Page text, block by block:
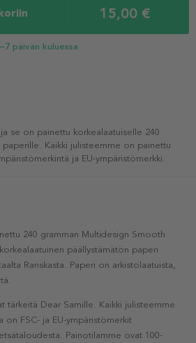
15,00 €
päivän kuluessa
se on painettu korkealaatuiselle 240
Kaikki julisteemme on painettu
ja EU-ympäristömerkki.
240 gramman Multidesign Smooth
päällystämätön paperi
Ranskasta. Paperi on arkistolaatuista,
tärkeitä Dear Samille. Kaikki julisteemme
FSC- ja EU-ympäristömerkit
Painotilamme ovat 100-